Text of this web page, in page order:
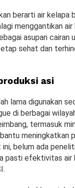
berarti air kelapa
menggantikan air
asupan cairan
sehat dan
asi
lama digunakan
di berbagai
termasuk
meningkatkan
ini, belum ada
pasti efektivitas air